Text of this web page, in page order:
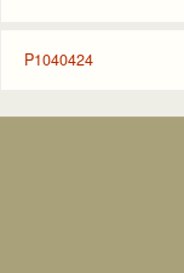
P1040424